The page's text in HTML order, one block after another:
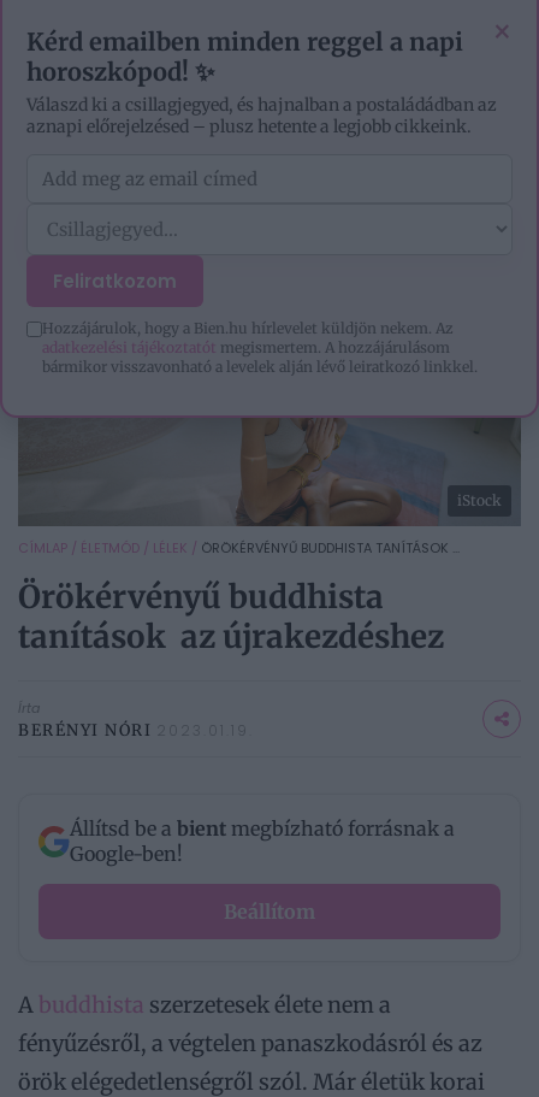
iStock
CÍMLAP / ÉLETMÓD / LÉLEK / ÖRÖKÉRVÉNYŰ BUDDHISTA TANÍTÁSOK ...
Örökérvényű buddhista
tanítások az újrakezdéshez
Írta
BERÉNYI NÓRI 2023.01.19.
Állítsd be a bient megbízható forrásnak a
Google-ben!
Beállítom
A buddhista szerzetesek élete nem a
fényűzésről, a végtelen panaszkodásról és az
örök elégedetlenségről szól. Már életük korai
×
Kérd emailben minden reggel a napi
horoszkópod! ✨
Válaszd ki a csillagjegyed, és hajnalban a postaládádban az
aznapi előrejelzésed – plusz hetente a legjobb cikkeink.
Feliratkozom
Hozzájárulok, hogy a Bien.hu hírlevelet küldjön nekem. Az
adatkezelési tájékoztatót megismertem. A hozzájárulásom
bármikor visszavonható a levelek alján lévő leiratkozó linkkel.